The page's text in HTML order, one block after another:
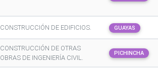
CONSTRUCCIÓN DE EDIFICIOS. GUAYAS
CONSTRUCCIÓN DE OTRAS
OBRAS DE INGENIERÍA CIVIL.
PICHINCHA